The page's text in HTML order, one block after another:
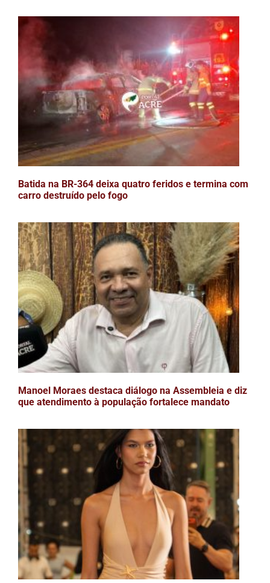
Batida na BR-364 deixa quatro feridos e termina com
carro destruído pelo fogo
Manoel Moraes destaca diálogo na Assembleia e diz
que atendimento à população fortalece mandato